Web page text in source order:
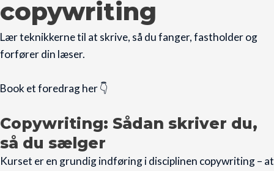
copywriting
Lær teknikkerne til at skrive, så du fanger, fastholder og
forfører din læser.
Book et foredrag her 👇
Copywriting: Sådan skriver du,
så du sælger
Kurset er en grundig indføring i disciplinen copywriting – at